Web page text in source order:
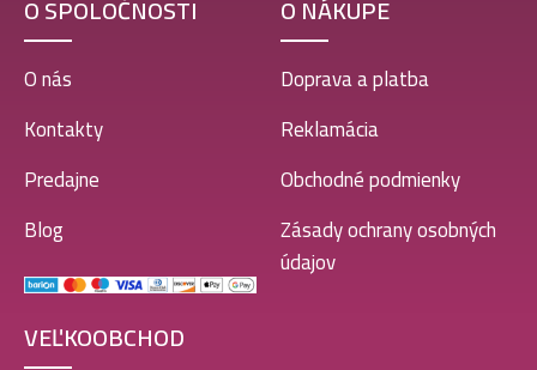
O SPOLOČNOSTI
O nás
Kontakty
Predajne
Blog
O NÁKUPE
Doprava a platba
Reklamácia
Obchodné podmienky
Zásady ochrany osobných
údajov
VEĽKOOBCHOD